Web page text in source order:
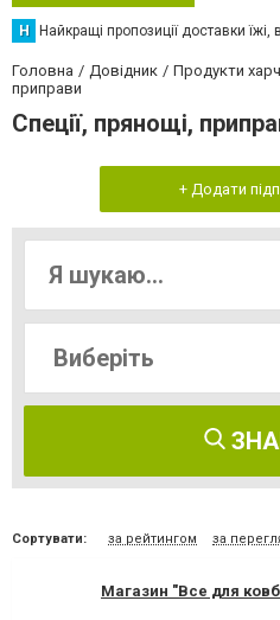
Н Найкращі пропозиції доставки їжі,
Головна Довідник Продукти
приправи
Спеції, прянощі,
+ Додати
Сортувати: за рейтингом за
Магазин "Все для